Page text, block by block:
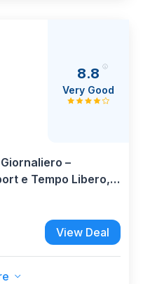
8.8
Very Good
–
e Tempo Libero,
M
View Deal